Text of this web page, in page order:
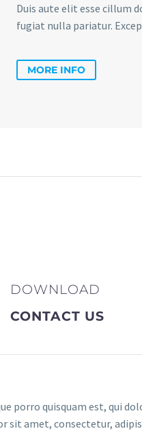
Duis aute elit esse cillum
fugiat nulla pariatur.
MORE INFO
DOWNLOAD
CONTACT US
porro quisquam est, qui
sit amet, consectetur,